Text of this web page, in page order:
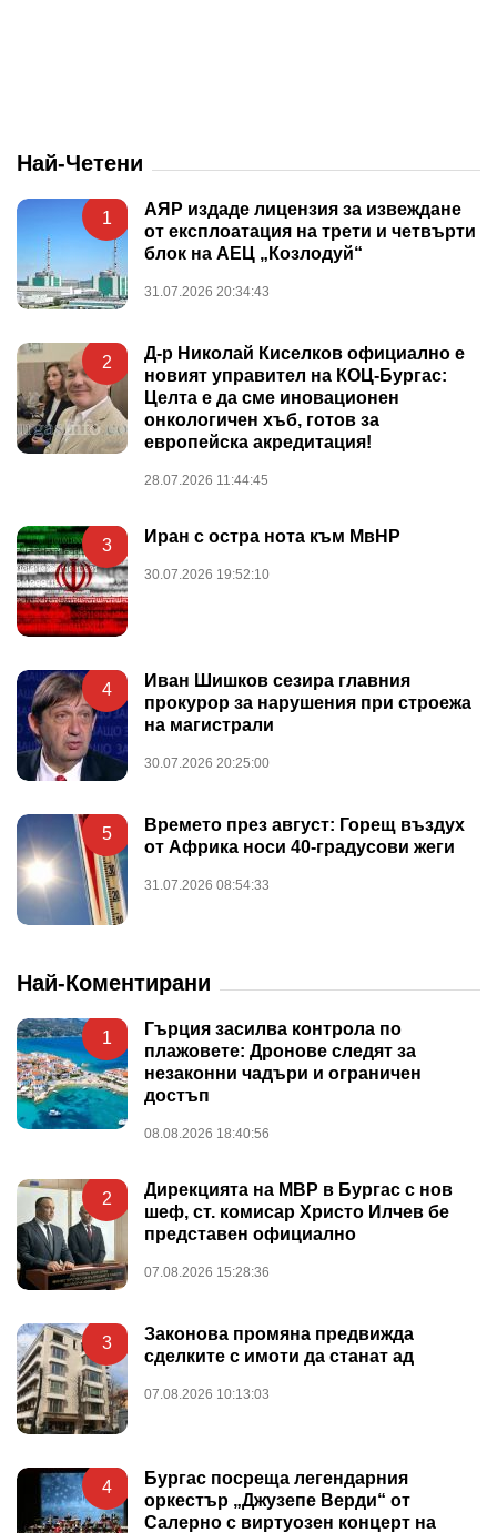
Най-Четени
1
АЯР издаде лицензия за извеждане
от експлоатация на трети и четвърти
блок на АЕЦ „Козлодуй“
31.07.2026 20:34:43
2
Д-р Николай Киселков официално е
новият управител на КОЦ-Бургас:
Целта е да сме иновационен
онкологичен хъб, готов за
европейска акредитация!
28.07.2026 11:44:45
3 Иран с остра нота към МвНР
30.07.2026 19:52:10
4
Иван Шишков сезира главния
прокурор за нарушения при строежа
на магистрали
30.07.2026 20:25:00
5
Времето през август: Горещ въздух
от Африка носи 40-градусови жеги
31.07.2026 08:54:33
Най-Коментирани
1
Гърция засилва контрола по
плажовете: Дронове следят за
незаконни чадъри и ограничен
достъп
08.08.2026 18:40:56
2
Дирекцията на МВР в Бургас с нов
шеф, ст. комисар Христо Илчев бе
представен официално
07.08.2026 15:28:36
3
Законова промяна предвижда
сделките с имоти да станат ад
07.08.2026 10:13:03
4
Бургас посреща легендарния
оркестър „Джузепе Верди“ от
Салерно с виртуозен концерт на